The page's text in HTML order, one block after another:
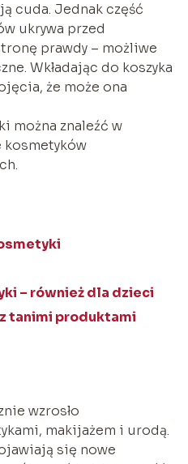
cuda. Jednak część
ukrywa przed
prawdy – możliwe
Wkładając do koszyka
że może ona
można znaleźć w
kosmetyków
– również dla dzieci
tanimi produktami
wzrosło
makijażem i urodą.
się nowe